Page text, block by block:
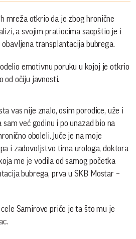
mreža otkrio da je zbog hronične
a svojim pratiocima saopštio je i
obavljena transplantacija bubrega.
emotivnu poruku u kojoj je otkrio
od očiju javnosti.
vas nije znalo, osim porodice, uže i
već godinu i po unazad bio na
oboleli. Juče je na moje
i zadovoljstvo tima urologa, doktora
me je vodila od samog početka
bubrega, prva u SKB Mostar –
Samirove priče je ta što mu je